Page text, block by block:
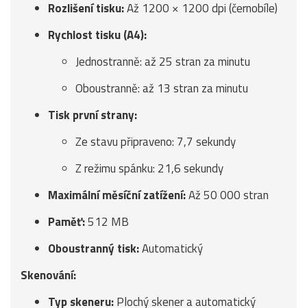
Rozlišení tisku:Až 1200 × 1200 dpi (černobíle)
Rychlost tisku (A4):
Jednostranně: až 25 stran za minutu
Oboustranně: až 13 stran za minutu
Tisk první strany:
Ze stavu připraveno: 7,7 sekundy
Z režimu spánku: 21,6 sekundy
Maximální měsíční zatížení:Až 50 000 stran
Paměť:512 MB
Oboustranný tisk:Automatický
Skenování:
Typ skeneru:Plochý skener a automatický